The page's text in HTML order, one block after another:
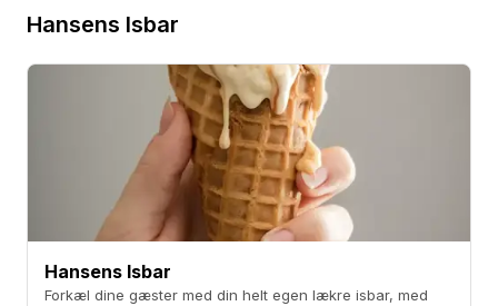
Hansens Isbar
Hansens Isbar
Forkæl dine gæster med din helt egen lækre isbar, med